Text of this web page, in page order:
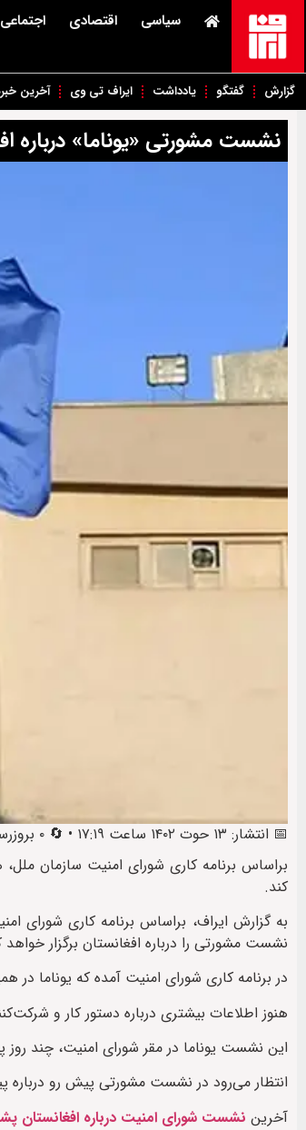
سیاسی اقتصادی اجتماعی
گزارش گفتگو یادداشت ایراف تی وی آخرین
نشست مشورتی «یوناما» درباره
📅 انتشار: ۱۳ حوت ۱۴۰۲ ساعت ۱۷:۱۹ • 🔄 ۰ بروزرسانی • 🕒 آخرین: ۱۳ حوت ۱۴۰۲ ساعت ۱۸:۳۷
براساس برنامه کاری شورای امنیت سازمان
کند.
نشست مشورتی را درباره افغانستان برگزار خواهد
در برنامه کاری شورای امنیت آمده که یوناما
هنوز اطلاعات بیشتری درباره دستور کار و
این نشست یوناما در مقر شورای امنیت، چند روز
انتظار می‌رود در نشست مشورتی پیش رو درباره
آخرین نشست شورای امنیت درباره افغانستان